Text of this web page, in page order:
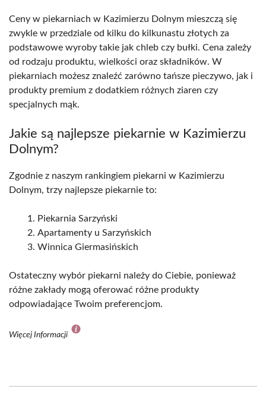
Ceny w piekarniach w Kazimierzu Dolnym mieszczą się
zwykle w przedziale od kilku do kilkunastu złotych za
podstawowe wyroby takie jak chleb czy bułki. Cena zależy
od rodzaju produktu, wielkości oraz składników. W
piekarniach możesz znaleźć zarówno tańsze pieczywo, jak i
produkty premium z dodatkiem różnych ziaren czy
specjalnych mąk.
Jakie są najlepsze piekarnie w Kazimierzu
Dolnym?
Zgodnie z naszym rankingiem piekarni w Kazimierzu
Dolnym, trzy najlepsze piekarnie to:
Piekarnia Sarzyński
Apartamenty u Sarzyńskich
Winnica Giermasińskich
Ostateczny wybór piekarni należy do Ciebie, ponieważ
różne zakłady mogą oferować różne produkty
odpowiadające Twoim preferencjom.
Więcej Informacji